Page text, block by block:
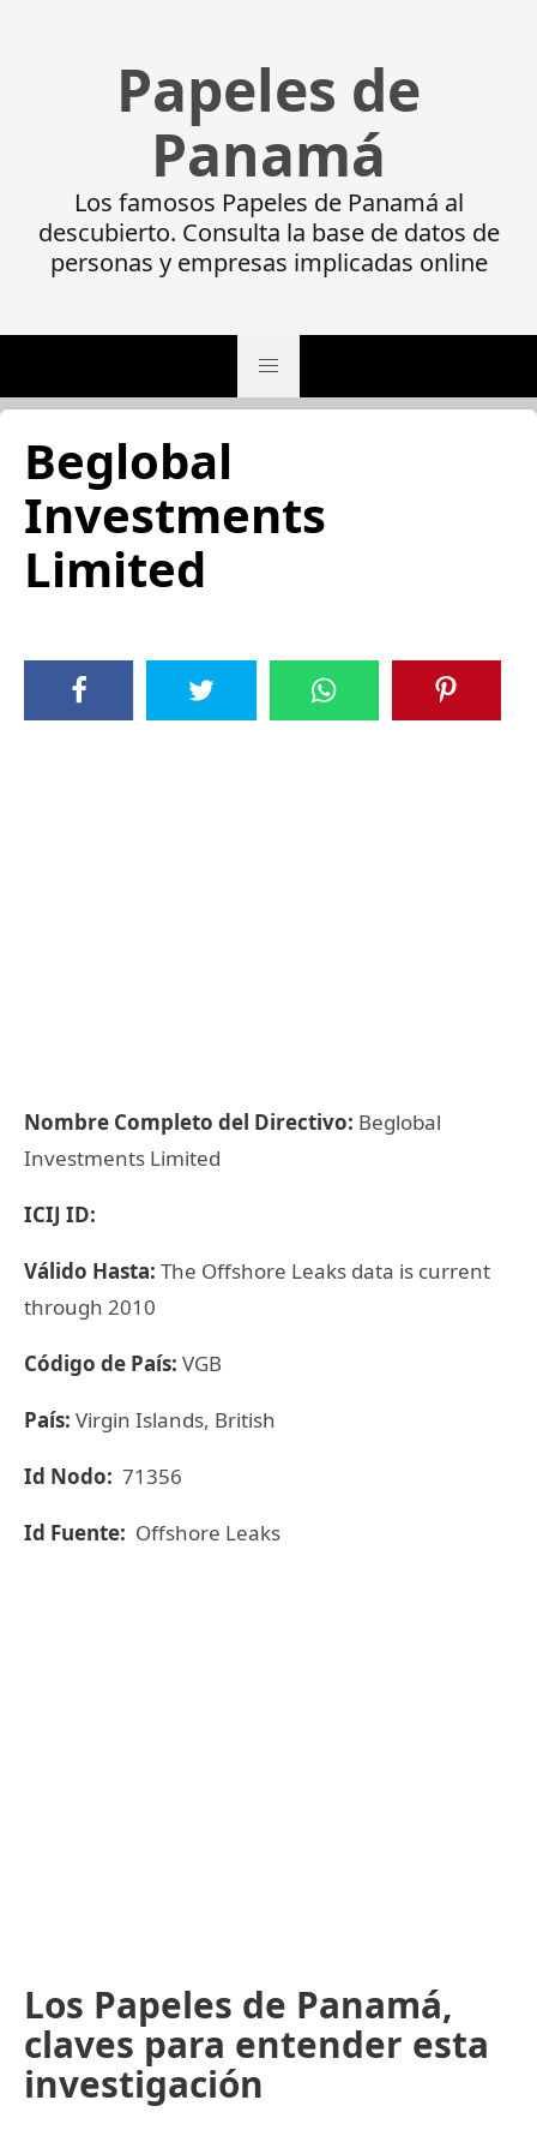
Papeles de
Panamá
Los famosos Papeles de Panamá al
descubierto. Consulta la base de datos de
personas y empresas implicadas online
Beglobal
Investments
Limited
Nombre Completo del Directivo: Beglobal
Investments Limited
ICIJ ID:
Válido Hasta: The Offshore Leaks data is current
through 2010
Código de País: VGB
País: Virgin Islands, British
Id Nodo: 71356
Id Fuente: Offshore Leaks
Los Papeles de Panamá,
claves para entender esta
investigación